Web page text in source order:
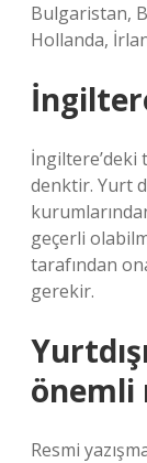
Bulgaristan,
Hollanda,
İngiltere’deki
denktir. Yurt
geçerli
tarafından
gerekir.
önemli
Resmi